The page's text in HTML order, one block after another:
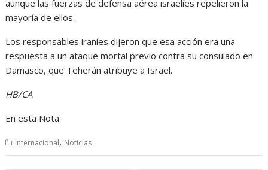
aunque las fuerzas de defensa aérea israelíes repelieron la
mayoría de ellos.
Los responsables iraníes dijeron que esa acción era una
respuesta a un ataque mortal previo contra su consulado en
Damasco, que Teherán atribuye a Israel.
HB/CA
En esta Nota
Internacional, Noticias